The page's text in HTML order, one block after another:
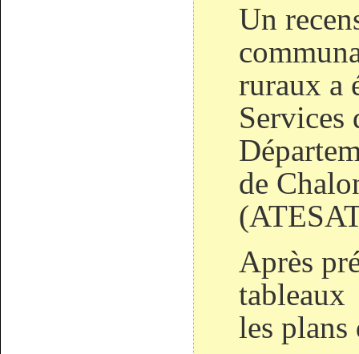
Un
ruraux a
Services
de
Après
tableaux
les plans